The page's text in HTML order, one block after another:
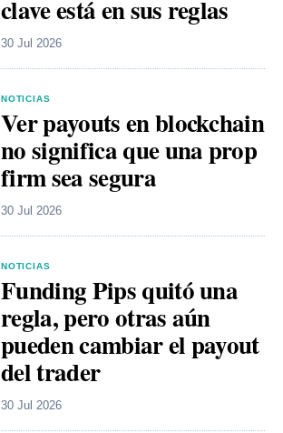
clave está en sus reglas
30 Jul 2026
NOTICIAS
Ver payouts en blockchain
no significa que una prop
firm sea segura
30 Jul 2026
NOTICIAS
Funding Pips quitó una
regla, pero otras aún
pueden cambiar el payout
del trader
30 Jul 2026